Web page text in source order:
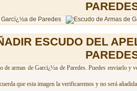
ESCUDO DEL
de armas de Garcï¿½a de Paredes. Puedes enviarlo y
que esta imagen la verificaremos y no será